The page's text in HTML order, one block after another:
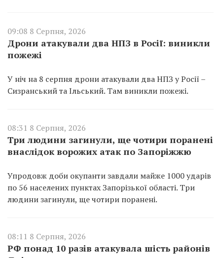
09:08 8 Серпня, 2026
Дрони атакували два НПЗ в Росії: виникли
пожежі
У ніч на 8 серпня дрони атакували два НПЗ у Росії –
Сизранський та Ільський. Там виникли пожежі.
08:31 8 Серпня, 2026
Три людини загинули, ще чотири поранені
внаслідок ворожих атак по Запоріжжю
Упродовж доби окупанти завдали майже 1000 ударів
по 56 населених пунктах Запорізької області. Три
людини загинули, ще чотири поранені.
08:11 8 Серпня, 2026
РФ понад 10 разів атакувала шість районів